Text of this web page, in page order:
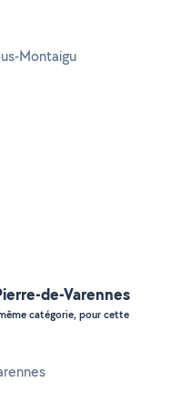
Montaigu
de-Varennes
catégorie, pour cette